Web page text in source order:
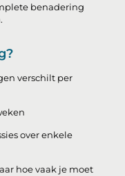
benadering
verschilt per
over enkele
hoe vaak je moet